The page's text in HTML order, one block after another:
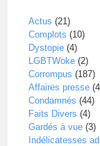
Actus (21)
Complots (10)
Dystopie (4)
LGBTWoke (2)
Corrompus (187)
Affaires presse
Condamnés (44)
Faits Divers (4)
Gardés à vue (3)
Indélicatesses